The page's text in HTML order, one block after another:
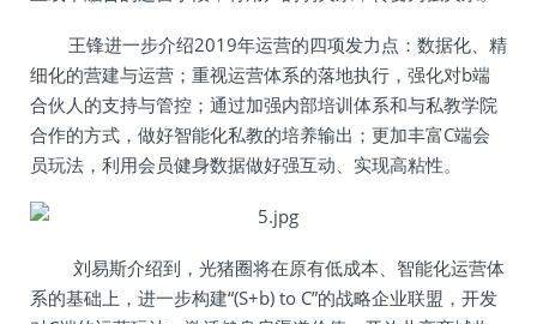
王锋进一步介绍2019年运营的四项发力点：数据化、精
细化的营建与运营；重视运营体系的落地执行，强化对b端
合伙人的支持与管控；通过加强内部培训体系和与私教学院
合作的方式，做好智能化私教的培养输出；更加丰富C端会
员玩法，利用会员健身数据做好强互动、实现高粘性。
刘易斯介绍到，光猪圈将在原有低成本、智能化运营体
系的基础上，进一步构建“(S+b) to C”的战略企业联盟，开发